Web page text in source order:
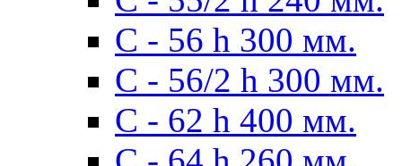
С - 56 h 300 мм.
С - 56/2 h 300 мм.
С - 62 h 400 мм.